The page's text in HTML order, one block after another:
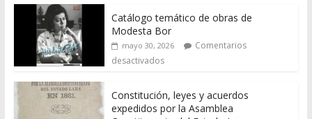
Catálogo temático de obras de
Modesta Bor
mayo 30, 2026
Comentarios
desactivados
Constitución, leyes y acuerdos
expedidos por la Asamblea